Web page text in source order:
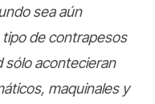
sea aún
de contrapesos
sólo acontecieran
maquinales y